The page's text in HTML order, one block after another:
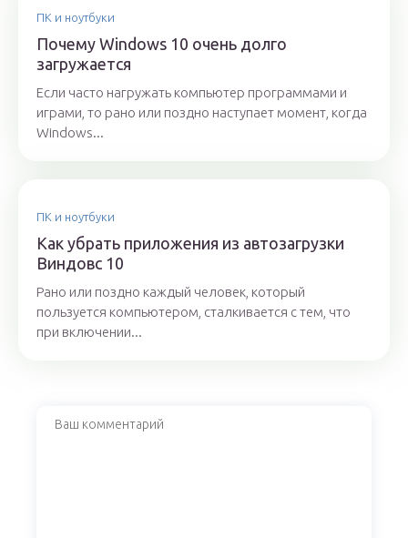
ПК и ноутбуки
Почему Windows 10 очень долго
загружается
Если часто нагружать компьютер программами и
играми, то рано или поздно наступает момент, когда
Windows...
ПК и ноутбуки
Как убрать приложения из автозагрузки
Виндовс 10
Рано или поздно каждый человек, который
пользуется компьютером, сталкивается с тем, что
при включении...